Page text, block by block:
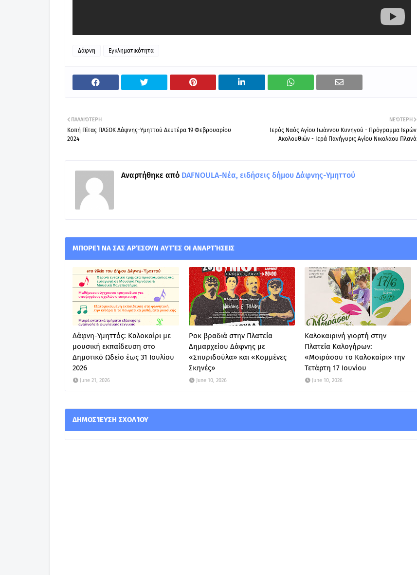
Δάφνη Εγκληματικότητα
ΝΕΌΤΕΡΗ
Ιερός Ναός Αγίου Ιωάννου Κυνηγού - Πρόγραμμα Ιερών
Ακολουθιών - Ιερά Πανήγυρις Αγίου Νικολάου Πλανά
ΠΑΛΑΙΌΤΕΡΗ
Κοπή Πίτας ΠΑΣΟΚ Δάφνης-Υμηττού Δευτέρα 19 Φεβρουαρίου
2024
Αναρτήθηκε από DAFNOULA-Νέα, ειδήσεις δήμου Δάφνης-Υμηττού
ΜΠΟΡΕΊ ΝΑ ΣΑΣ ΑΡΈΣΟΥΝ ΑΥΤΈΣ ΟΙ ΑΝΑΡΤΉΣΕΙΣ
Δάφνη-Υμηττός: Καλοκαίρι με
μουσική εκπαίδευση στο
Δημοτικό Ωδείο έως 31 Ιουλίου
2026
June 21, 2026
Ροκ βραδιά στην Πλατεία
Δημαρχείου Δάφνης με
«Σπυριδούλα» και «Κομμένες
Σκηνές»
June 10, 2026
Καλοκαιρινή γιορτή στην
Πλατεία Καλογήρων:
«Μοιράσου το Καλοκαίρι» την
Τετάρτη 17 Ιουνίου
June 10, 2026
ΔΗΜΟΣΊΕΥΣΗ ΣΧΟΛΊΟΥ